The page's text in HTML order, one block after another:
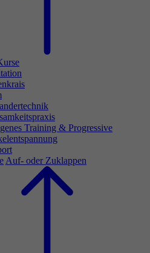
Training & Progressive
Auf- oder Zuklappen